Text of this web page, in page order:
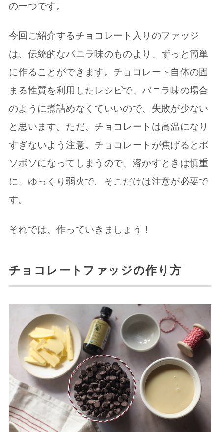
の一つです。
今回ご紹介するチョコレート入りのファッジ
は、伝統的なバニラ味のものより、ずっと簡単
に作ることができます。チョコレート自体の固
まる性質を利用したレシピで、バニラ味の場合
のように煮詰めなくていいので、失敗が少ない
と思います。ただ、チョコレートは高温になり
すぎないよう注意。チョコレートが焦げるとボ
ソボソになってしまうので、溶かすときは慎重
に、ゆっくり弱火で。そこだけは注意が必要で
す。
それでは、作っていきましょう！
チョコレートファッジの作り方